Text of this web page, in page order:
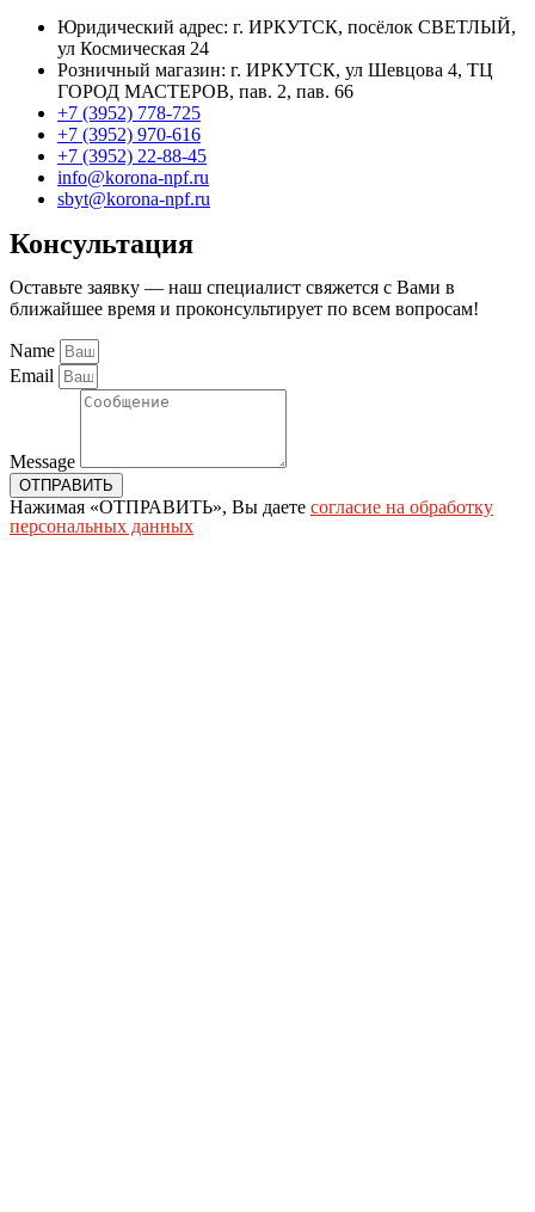
Юридический адрес: г. ИРКУТСК, посёлок СВЕТЛЫЙ,
ул Космическая 24
Розничный магазин: г. ИРКУТСК, ул Шевцова 4, ТЦ
ГОРОД МАСТЕРОВ, пав. 2, пав. 66
+7 (3952) 778-725
+7 (3952) 970-616
+7 (3952) 22-88-45
info@korona-npf.ru
sbyt@korona-npf.ru
Консультация
Оставьте заявку — наш специалист свяжется с Вами в
ближайшее время и проконсультирует по всем вопросам!
Name
Email
Message
ОТПРАВИТЬ
Нажимая «ОТПРАВИТЬ», Вы даете согласие на обработку
персональных данных